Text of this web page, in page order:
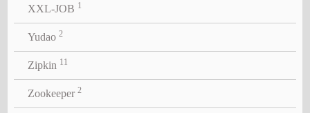
XXL-JOB 1
Yudao 2
Zipkin 11
Zookeeper 2